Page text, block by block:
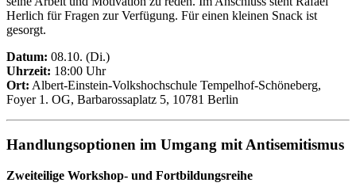
Herlich für Fragen zur Verfügung. Für einen kleinen Snack ist
gesorgt.
Datum: 08.10. (Di.)
Uhrzeit: 18:00 Uhr
Ort: Albert-Einstein-Volkshochschule Tempelhof-Schöneberg,
Foyer 1. OG, Barbarossaplatz 5, 10781 Berlin
Handlungsoptionen im Umgang mit Antisemitismus
Zweiteilige Workshop- und Fortbildungsreihe